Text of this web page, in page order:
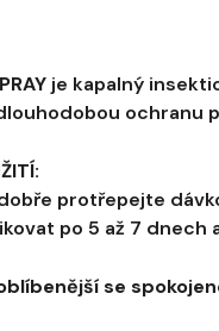
je kapalný
ochranu
protřepejte
po 5 až 7
se